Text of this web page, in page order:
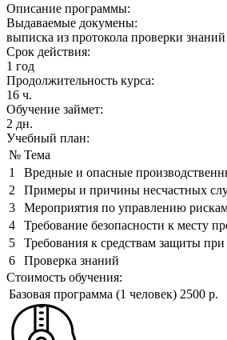
Описание программы:
Выдаваемые докумены:
выписка из протокола проверки знаний
Срок действия:
1 год
Продолжительность курса:
16 ч.
Обучение займет:
2 дн.
Учебный план:
№ Тема
1
Вредные и опасные
2
Примеры и причины несчастных
3
Мероприятия по управлению
4
Требование безопасности к месту
5
Требования к средствам защиты
6
Проверка знаний
Стоимость обучения:
Базовая программа (1 человек) 2500 р.